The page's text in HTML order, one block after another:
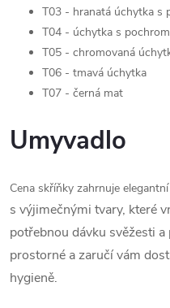
T03 - hranatá úchytka s
T04 - úchytka s
T05 - chromovaná
T06 - tmavá úchytka
T07 - černá mat
Umyvadlo
Cena skříňky zahrnuje
s výjimečnými tvary, které
potřebnou dávku svěžesti
prostorné a zaručí vám
hygieně.